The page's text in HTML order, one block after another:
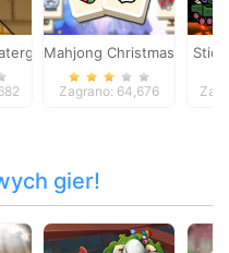
2
Mahjong Christmas Holiday
Zagrano: 64,676
Stick
gier!